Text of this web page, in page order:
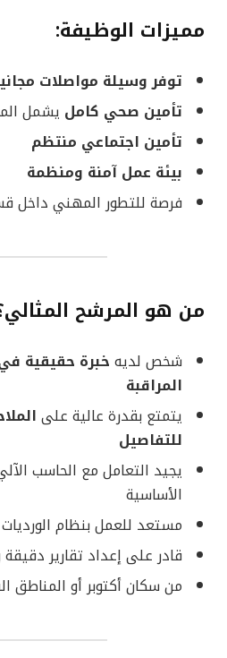
مميزات الوظيفة:
توفر وسيلة مواصلات
تأمين صحي كامل يشمل
تأمين اجتماعي منتظم
بيئة عمل آمنة ومنظمة
فرصة للتطور المهني داخل
من هو المرشح
شخص لديه خبرة حقيقية
المراقبة
يتمتع بقدرة عالية على
للتفاصيل
يجيد التعامل مع الحاسب
الأساسية
مستعد للعمل بنظام
قادر على إعداد تقارير
من سكان أكتوبر أو المناطق